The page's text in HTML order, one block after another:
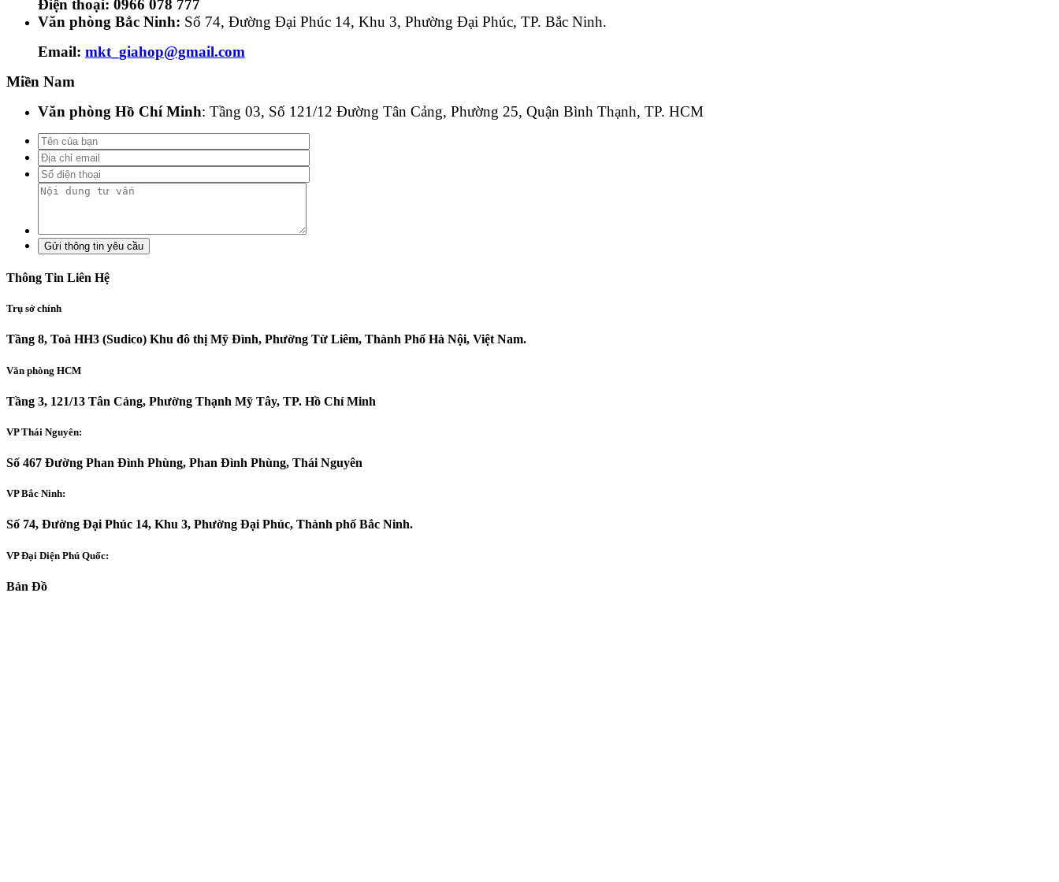
Điện thoại: 0966 078 777
Văn phòng Bắc Ninh: Số 74, Đường Đại Phúc 14, Khu 3, Phường Đại Phúc, TP. Bắc Ninh.
Email: mkt_giahop@gmail.com
Miền Nam
Văn phòng Hồ Chí Minh: Tầng 03, Số 121/12 Đường Tân Cảng, Phường 25, Quận Bình Thạnh, TP. HCM
Thông Tin Liên Hệ
Trụ sở chính
Tầng 8, Toà HH3 (Sudico) Khu đô thị Mỹ Đình, Phường Từ Liêm, Thành Phố Hà Nội, Việt Nam.
Văn phòng HCM
Tầng 3, 121/13 Tân Cảng, Phường Thạnh Mỹ Tây, TP. Hồ Chí Minh
VP Thái Nguyên:
Số 467 Đường Phan Đình Phùng, Phan Đình Phùng, Thái Nguyên
VP Bắc Ninh:
Số 74, Đường Đại Phúc 14, Khu 3, Phường Đại Phúc, Thành phố Bắc Ninh.
VP Đại Diện Phú Quốc:
Bản Đồ